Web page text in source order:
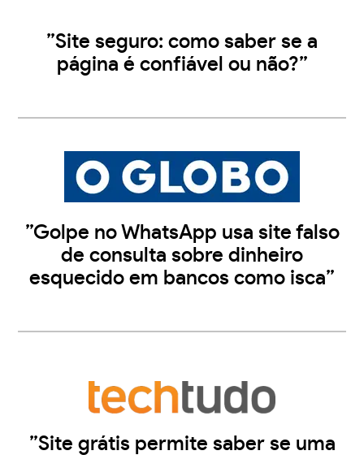
”Site seguro: como saber se a
página é confiável ou não?”
”Golpe no WhatsApp usa site falso
de consulta sobre dinheiro
esquecido em bancos como isca”
”Site grátis permite saber se uma